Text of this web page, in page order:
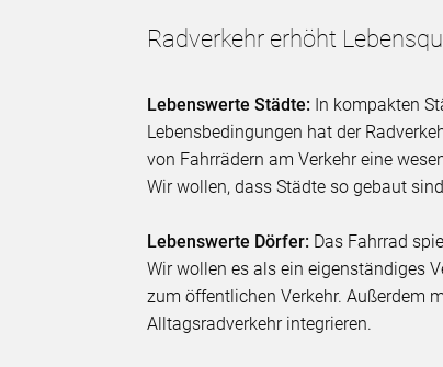
Radverkehr erhöht
Lebenswerte Städte: In kompakten
Lebensbedingungen hat der
von Fahrrädern am Verkehr eine
Wir wollen, dass Städte so gebaut
Lebenswerte Dörfer: Das Fahrrad
Wir wollen es als ein eigenständiges
zum öffentlichen Verkehr. Außerdem
Alltagsradverkehr integrieren.